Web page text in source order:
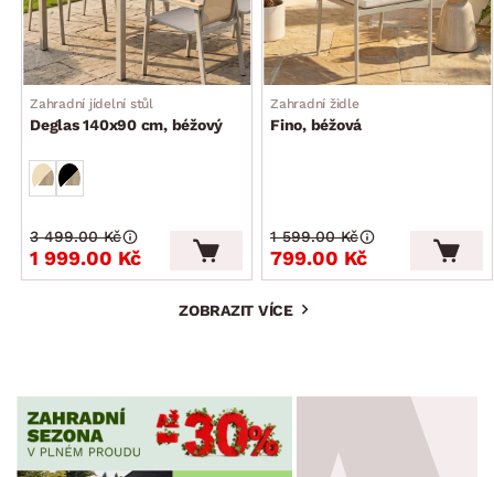
Zahradní jídelní stůl
Deglas 140x90 cm, béžový
1 999.00 Kč
3 499.00 Kč
Zahradní židle
Fino, béžová
799.00 Kč
1 599.00 Kč
ZOBRAZIT VÍCE